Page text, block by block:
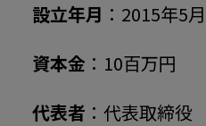
設立年月 ：2015年5月
資本金 ：10百万円
代表者 ：代表取締